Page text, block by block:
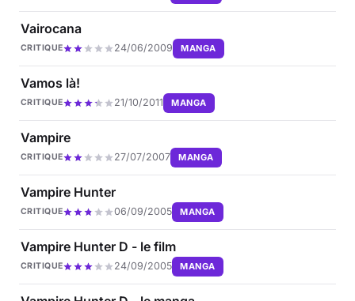
Vairocana
CRITIQUE 24/06/2009 MANGA
Vamos là!
CRITIQUE 21/10/2011 MANGA
Vampire
CRITIQUE 27/07/2007 MANGA
Vampire Hunter
CRITIQUE 06/09/2005 MANGA
Vampire Hunter D - le film
CRITIQUE 24/09/2005 MANGA